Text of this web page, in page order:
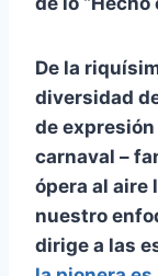
De la
diversidad
de expresión
carnaval –
ópera al aire
nuestro
dirige a las